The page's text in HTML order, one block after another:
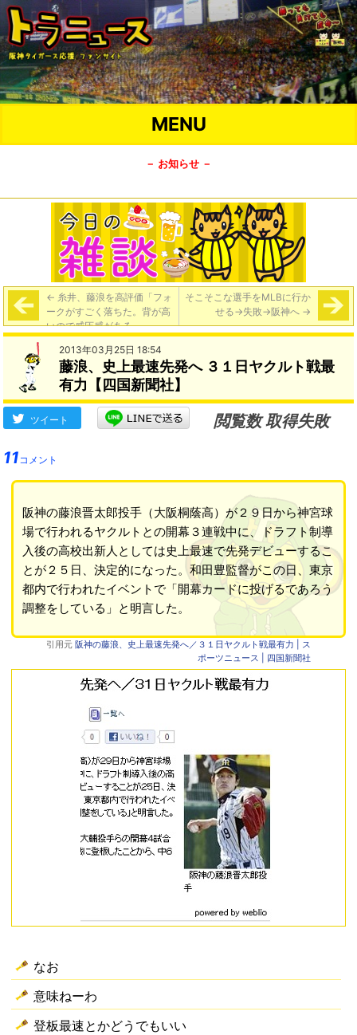
MENU
－ お知らせ －
← 糸井、藤浪を高評価「フォ
ークがすごく落ちた。背が高
いので威圧感がある」
そこそこな選手をMLBに行か
せる→失敗→阪神へ →
2013年03月25日 18:54
藤浪、史上最速先発へ ３１日ヤクルト戦最
有力【四国新聞社】
ツイート
閲覧数 取得失敗
11コメント
阪神の藤浪晋太郎投手（大阪桐蔭高）が２９日から神宮球
場で行われるヤクルトとの開幕３連戦中に、ドラフト制導
入後の高校出新人としては史上最速で先発デビューするこ
とが２５日、決定的になった。和田豊監督がこの日、東京
都内で行われたイベントで「開幕カードに投げるであろう
調整をしている」と明言した。
引用元 阪神の藤浪、史上最速先発へ／３１日ヤクルト戦最有力 | ス
ポーツニュース | 四国新聞社
なお
意味ねーわ
登板最速とかどうでもいい